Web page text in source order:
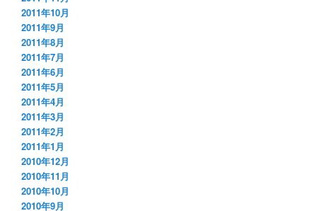
2011年10月
2011年9月
2011年8月
2011年7月
2011年6月
2011年5月
2011年4月
2011年3月
2011年2月
2011年1月
2010年12月
2010年11月
2010年10月
2010年9月